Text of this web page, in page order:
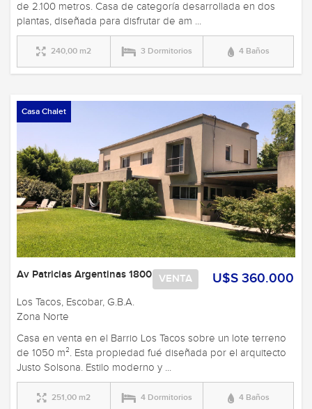
de 2.100 metros. Casa de categoría desarrollada en dos
plantas, diseñada para disfrutar de am ...
240,00 m2 3 Dormitorios 4 Baños
Casa Chalet
U$S 360.000
VENTA
Av Patricias Argentinas 1800
Los Tacos, Escobar, G.B.A.
Zona Norte
Casa en venta en el Barrio Los Tacos sobre un lote terreno
de 1050 m². Esta propiedad fué diseñada por el arquitecto
Justo Solsona. Estilo moderno y ...
251,00 m2 4 Dormitorios 4 Baños